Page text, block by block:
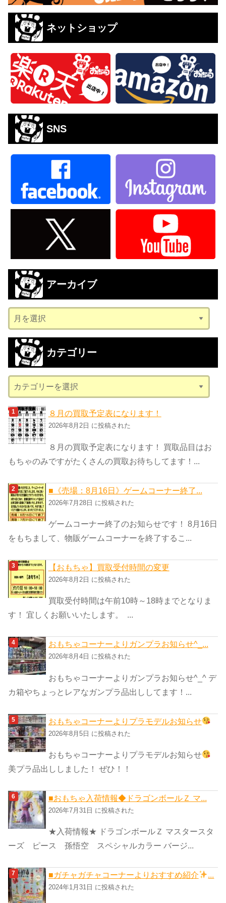
ネットショップ
SNS
アーカイブ
ー
カ
ブ
カテゴリー
テ
ゴ
リ
ー
８月の買取予定表になります！
2026年8月2日 に投稿された
８月の買取予定表になります！ 買取品目はお
もちゃのみですがたくさんの買取お待ちしてます！...
■《売場：8月16日》ゲームコーナー終了...
2026年7月28日 に投稿された
ゲームコーナー終了のお知らせです！ 8月16日
をもちまして、物販ゲームコーナーを終了するこ...
【おもちゃ】買取受付時間の変更
2026年8月2日 に投稿された
買取受付時間は午前10時～18時までとなりま
す！ 宜しくお願いいたします。 ...
おもちゃコーナーよりガンプラお知らせ^_...
2026年8月4日 に投稿された
おもちゃコーナーよりガンプラお知らせ^_^ デ
カ箱やちょっとレアなガンプラ品出ししてます！...
おもちゃコーナーよりプラモデルお知らせ
2026年8月5日 に投稿された
おもちゃコーナーよりプラモデルお知らせ
美プラ品出ししました！ ぜひ！！
■おもちゃ入荷情報◆ドラゴンボールＺ マ...
2026年7月31日 に投稿された
★入荷情報★ ドラゴンボールＺ マスタースタ
ーズ ピース 孫悟空 スペシャルカラー バージ...
■ガチャガチャコーナーよりおすすめ紹介 ...
2024年1月31日 に投稿された